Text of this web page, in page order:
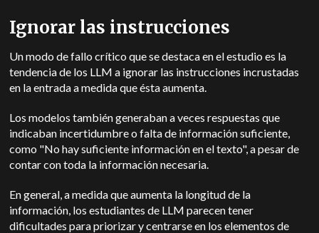
Ignorar las instrucciones
Un modo de fallo crítico que se destaca en el estudio es la
tendencia de los LLM a ignorar las instrucciones incrustadas
en la entrada a medida que ésta aumenta.
Los modelos también generaban a veces respuestas que
indicaban incertidumbre o falta de información suficiente,
como "No hay suficiente información en el texto", a pesar de
contar con toda la información necesaria.
En general, a medida que aumenta la longitud de la
información, los estudiantes de LLM parecen tener
dificultades para priorizar y centrarse en los elementos de